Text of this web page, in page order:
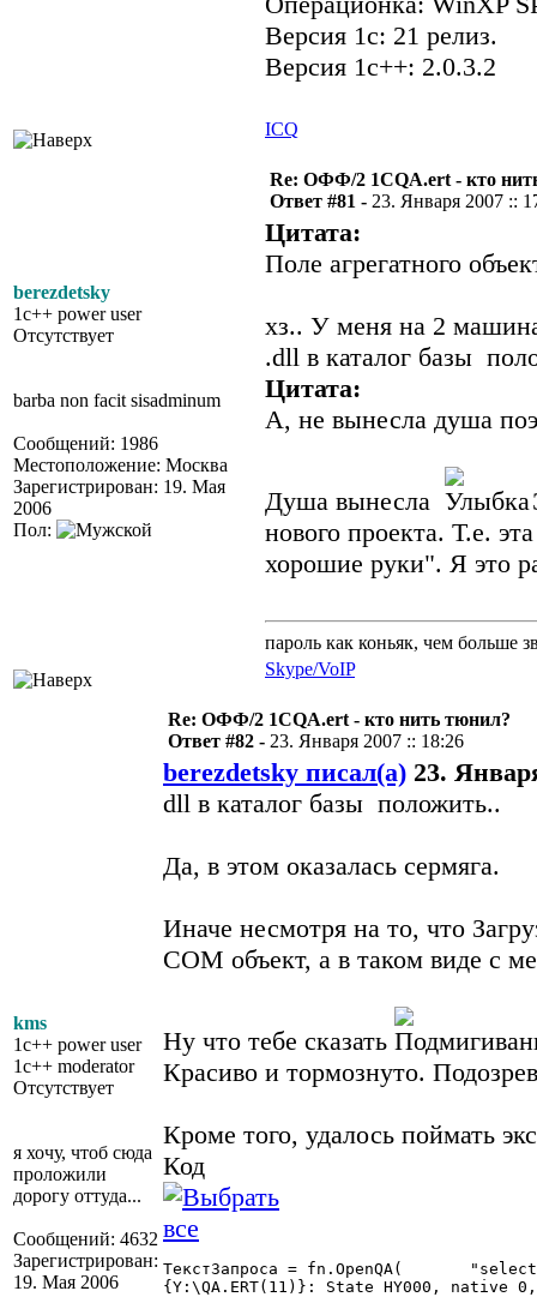
Версия 1с: 21 релиз.
Версия 1c++: 2.0.3.2
ICQ
berezdetsky
1c++ power user
Отсутствует
barba non facit sisadminum
Сообщений: 1986
Местоположение: Москва
Зарегистрирован: 19. Мая
2006
Пол:
Re: ОФФ/2 1CQA.ert - кто
Ответ #81 - 23. Января 2007 ::
Цитата:
Поле агрегатного
хз.. У меня на 2
.dll в каталог базы
Цитата:
А, не вынесла душа
Душа вынесла
нового проекта. Т.е.
хорошие руки". Я это
пароль как коньяк, чем больше
Skype/VoIP
kms
1c++ power user
1c++ moderator
Отсутствует
я хочу, чтоб сюда
проложили
дорогу оттуда...
Сообщений: 4632
Зарегистрирован:
19. Мая 2006
Re: ОФФ/2 1CQA.ert - кто нить тюнил?
Ответ #82 - 23. Января 2007 :: 18:26
berezdetsky писал(а) 23.
dll в каталог базы положить..
Да, в этом оказалась сермяга.
Иначе несмотря на то, что
COM объект, а в таком виде с
Ну что тебе сказать
Красиво и тормознуто.
Кроме того, удалось поймать
Код
ТекстЗапроса = fn.OpenQA(	"select iddoc [doc $document]
{Y:\QA.ERT(11)}: State HY000, native